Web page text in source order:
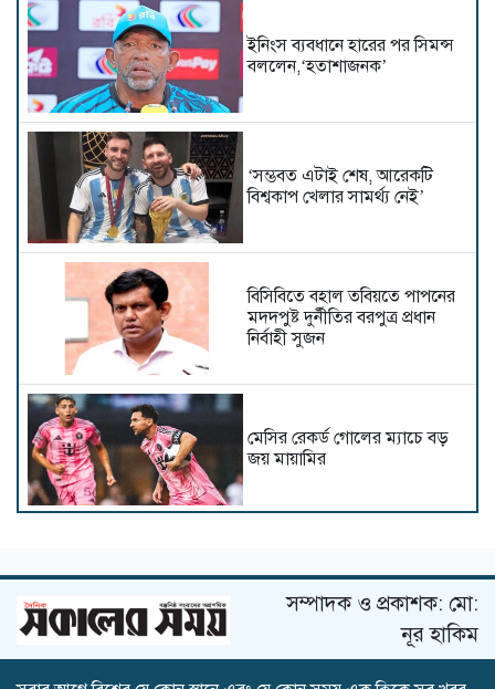
ইনিংস ব্যবধানে হারের পর সিমন্স
বললেন,‘হতাশাজনক’
‘সম্ভবত এটাই শেষ, আরেকটি
বিশ্বকাপ খেলার সামর্থ্য নেই’
বিসিবিতে বহাল তবিয়তে পাপনের
মদদপুষ্ট দুর্নীতির বরপুত্র প্রধান
নির্বাহী সুজন
মেসির রেকর্ড গোলের ম্যাচে বড়
জয় মায়ামির
ইন্ডিজ, হাতছাড়া ম্যাচের লাগাম
সম্পাদক ও প্রকাশক: মো:
নূর হাকিম